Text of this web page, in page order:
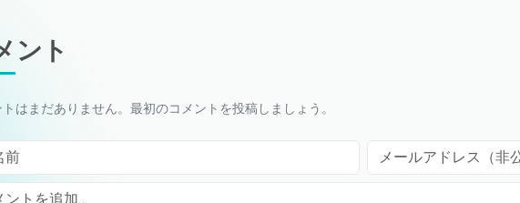
ント
トはまだありません。最初のコメントを投稿しましょう。
メールアドレス（非公開）